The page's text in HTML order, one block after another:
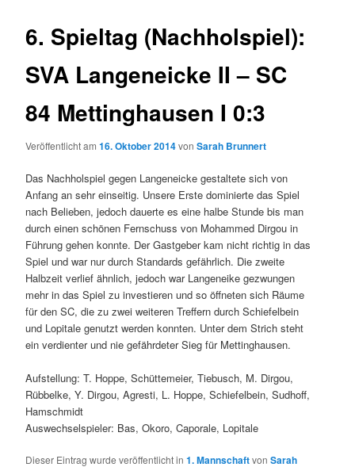
6. Spieltag (Nachholspiel):
SVA Langeneicke II – SC
84 Mettinghausen I 0:3
Veröffentlicht am16. Oktober 2014vonSarah Brunnert
Das Nachholspiel gegen Langeneicke gestaltete sich von
Anfang an sehr einseitig. Unsere Erste dominierte das Spiel
nach Belieben, jedoch dauerte es eine halbe Stunde bis man
durch einen schönen Fernschuss von Mohammed Dirgou in
Führung gehen konnte. Der Gastgeber kam nicht richtig in das
Spiel und war nur durch Standards gefährlich. Die zweite
Halbzeit verlief ähnlich, jedoch war Langeneike gezwungen
mehr in das Spiel zu investieren und so öffneten sich Räume
für den SC, die zu zwei weiteren Treffern durch Schiefelbein
und Lopitale genutzt werden konnten. Unter dem Strich steht
ein verdienter und nie gefährdeter Sieg für Mettinghausen.
Aufstellung: T. Hoppe, Schüttemeier, Tiebusch, M. Dirgou,
Rübbelke, Y. Dirgou, Agresti, L. Hoppe, Schiefelbein, Sudhoff,
Hamschmidt
Auswechselspieler: Bas, Okoro, Caporale, Lopitale
Dieser Eintrag wurde veröffentlicht in1. MannschaftvonSarah